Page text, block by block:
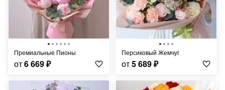
Премиальные Пионы
от6 669₽
Персиковый Жемчуг
от5 689₽